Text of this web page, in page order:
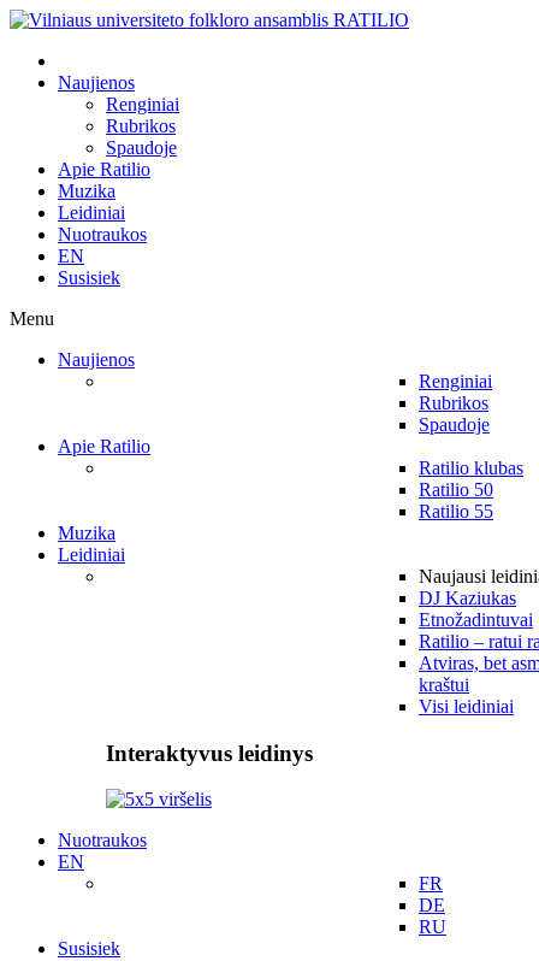
Naujienos
Renginiai
Rubrikos
Spaudoje
Apie Ratilio
Muzika
Leidiniai
Nuotraukos
EN
Susisiek
Menu
Naujienos
Renginiai
Rubrikos
Spaudoje
Apie Ratilio
Ratilio klubas
Ratilio 50
Ratilio 55
Muzika
Leidiniai
Naujausi
DJ Kaziukas
Etnožadintuvai
Ratilio – ratui
Atviras, bet
kraštui
Visi leidiniai
Interaktyvus leidinys
Nuotraukos
EN
FR
DE
RU
Susisiek